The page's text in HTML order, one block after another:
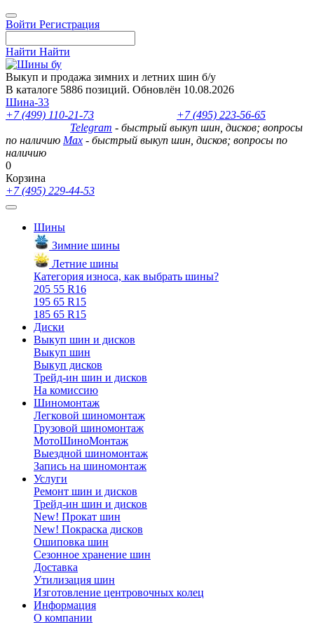
Войти Регистрация
Найти Найти
Выкуп и продажа зимних и летних шин б/у
В каталоге 5886 позиций. Обновлён 10.08.2026
Шина-33
+7 (499) 110-21-73
+7 (495) 223-56-65
Telegram - быстрый выкуп шин, дисков; вопросы
по наличию Max - быстрый выкуп шин, дисков; вопросы по
наличию
0
Корзина
+7 (495) 229-44-53
Шины
Зимние шины
Летние шины
Категория износа, как выбрать шины?
205 55 R16
195 65 R15
185 65 R15
Диски
Выкуп шин и дисков
Выкуп шин
Выкуп дисков
Трейд-ин шин и дисков
На комиссию
Шиномонтаж
Легковой шиномонтаж
Грузовой шиномонтаж
МотоШиноМонтаж
Выездной шиномонтаж
Запись на шиномонтаж
Услуги
Ремонт шин и дисков
Трейд-ин шин и дисков
New! Прокат шин
New! Покраска дисков
Ошиповка шин
Сезонное хранение шин
Доставка
Утилизация шин
Изготовление центровочных колец
Информация
О компании